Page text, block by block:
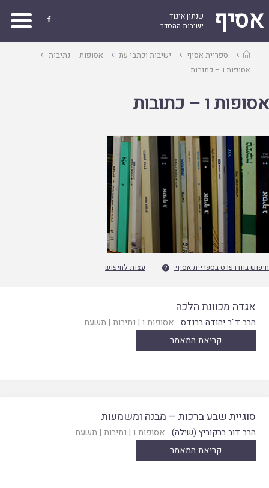
אסיף
שנתון איגוד
ישיבות ההסדר

עמוד
ראשי
ספריית אסיף ישיבות וכתבי עת
אסופות – נתיבות
אסופות ו – כתובות
אסופות ו – כתובות
חיפוש בוורדפרס בספריית אסיף  עצות לחיפוש
אגדה מכוונת הלכה
הרב ד"ר יהודה ברנדס אסופות ו | נתיבות | תשעח
קריאת המאמר
סוגיית שבע ברכות – מבנה ומשמעות
הרב דוב ברקוביץ (שילה) אסופות ו | נתיבות | תשעח
קריאת המאמר